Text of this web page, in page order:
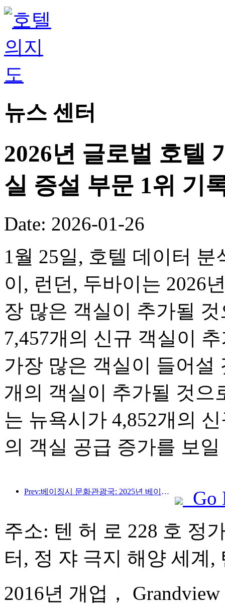
뉴스 센터
2026년 글로벌 호텔
실 증설 부문 1위 기
Date: 2026-01-26
1월 25일, 호텔 데이터
이, 런던, 두바이는 2026
장 많은 객실이 추가될
7,457개의 신규 객실이
가장 많은 객실이 들어설
개의 객실이 추가될 것으
는 뉴욕시가 4,852개의
의 객실 공급 증가를 보
Prev:베이징시 문화관광국: 2025년 베이징을 방문하는 외국인 관광객 수는 548만 명으로 전년 대비 39% 증가할 것으로 예상됩니다.
Go
주소: 텐 허 로 228 호 정
터, 정 쟈 극지 해양 세계,
2016년 개업， Grandview